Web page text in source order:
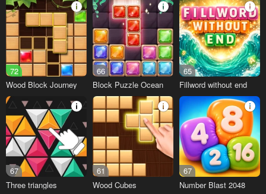
72
Wood Block Journey
66
Block Puzzle Ocean
65
Fillword without end
67
Three triangles
61
Wood Cubes
67
Number Blast 2048